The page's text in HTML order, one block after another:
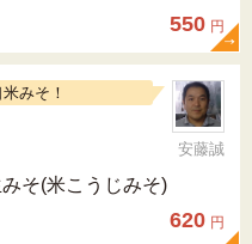
550 円
みそ！
安藤誠
そ(米こうじみそ)
620 円